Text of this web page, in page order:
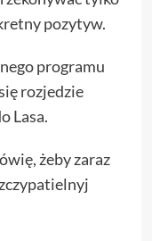
pozytyw.
programu
rozjedzie
Lasa.
żeby zaraz